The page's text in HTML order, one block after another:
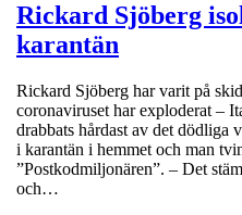
Rickard Sjöberg
karantän
Rickard Sjöberg har varit på
coronaviruset har exploderat –
drabbats hårdast av det dödliga
i karantän i hemmet och man
”Postkodmiljonären”. – Det
och…